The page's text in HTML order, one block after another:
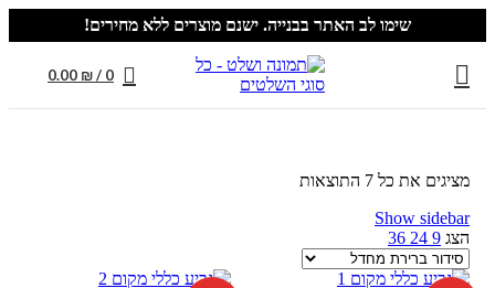
שימו לב האתר בבנייה. ישנם מוצרים ללא מחירים!
0
/
0.00 ₪
מציגים את כל ⁦7⁩ התוצאות
Show sidebar
הצג 9
24
36